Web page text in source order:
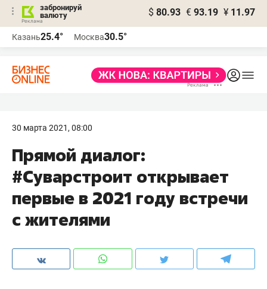
забронируй
валюту
$ 80.93 € 93.19 ¥ 11.97
Казань25.4° Москва30.5°
30 марта 2021, 08:00
Прямой диалог:
#Суварстроит открывает
первые в 2021 году встречи
с жителями